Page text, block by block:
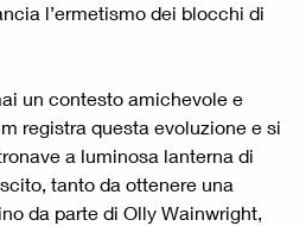
l’ermetismo dei blocchi di
un contesto amichevole e
registra questa evoluzione e si
a luminosa lanterna di
tanto da ottenere una
da parte di Olly Wainwright,